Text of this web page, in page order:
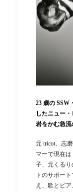
23 歳の SSW
したニュー
岩をかむ急
元 tricot、志
マーで現在は
子、元くるり
トのサポー
え、歌とピ